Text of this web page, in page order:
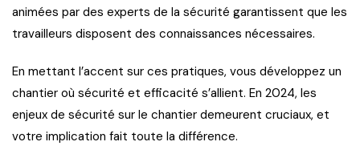
animées par des experts de la sécurité garantissent que les
travailleurs disposent des connaissances nécessaires.
En mettant l’accent sur ces pratiques, vous développez un
chantier où sécurité et efficacité s’allient. En 2024, les
enjeux de sécurité sur le chantier demeurent cruciaux, et
votre implication fait toute la différence.